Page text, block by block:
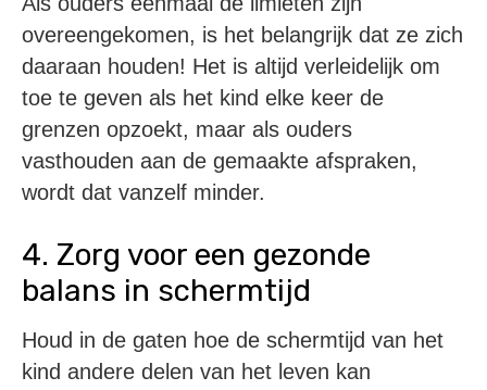
overeengekomen, is het belangrijk dat ze zich
daaraan houden! Het is altijd verleidelijk om
toe te geven als het kind elke keer de
grenzen opzoekt, maar als ouders
vasthouden aan de gemaakte afspraken,
wordt dat vanzelf minder.
4. Zorg voor een gezonde
balans in schermtijd
Houd in de gaten hoe de schermtijd van het
kind andere delen van het leven kan